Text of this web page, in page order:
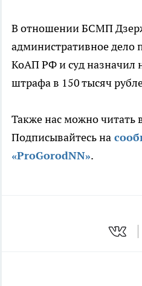
В отношении БСМП
административное дело
КоАП РФ и суд назначил
штрафа в 150 тысяч
Также нас можно читать
Подписывайтесь на
«ProGorodNN».